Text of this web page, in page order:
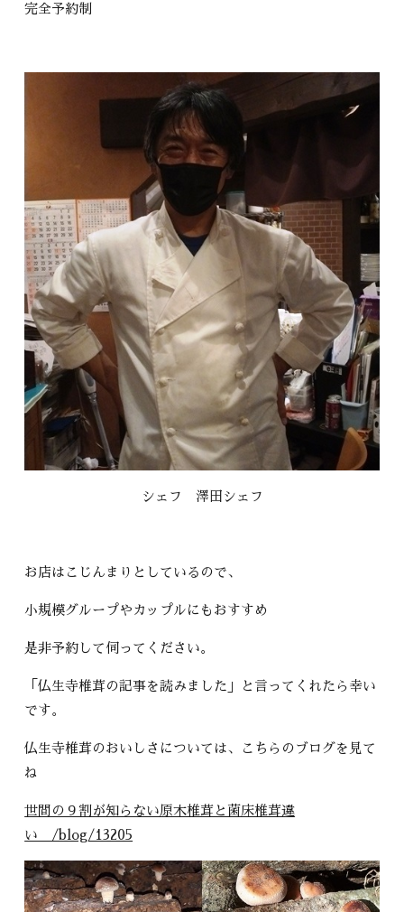
完全予約制
シェフ 澤田シェフ
お店はこじんまりとしているので、
小規模グループやカップルにもおすすめ
是非予約して伺ってください。
「仏生寺椎茸の記事を読みました」と言ってくれたら幸い
です。
仏生寺椎茸のおいしさについては、こちらのブログを見て
ね
世間の９割が知らない原木椎茸と菌床椎茸違
い /blog/13205